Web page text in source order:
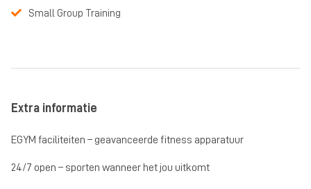
Small Group Training
Extra informatie
EGYM faciliteiten – geavanceerde fitness apparatuur
24/7 open – sporten wanneer het jou uitkomt